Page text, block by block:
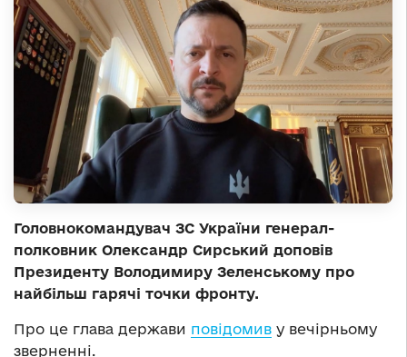
Головнокомандувач ЗС України генерал-
полковник Олександр Сирський доповів
Президенту Володимиру Зеленському про
найбільш гарячі точки фронту.
Про це глава держави повідомив у вечірньому
зверненні.